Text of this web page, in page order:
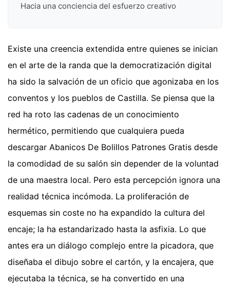
Hacia una conciencia del esfuerzo creativo
Existe una creencia extendida entre quienes se inician
en el arte de la randa que la democratización digital
ha sido la salvación de un oficio que agonizaba en los
conventos y los pueblos de Castilla. Se piensa que la
red ha roto las cadenas de un conocimiento
hermético, permitiendo que cualquiera pueda
descargar Abanicos De Bolillos Patrones Gratis desde
la comodidad de su salón sin depender de la voluntad
de una maestra local. Pero esta percepción ignora una
realidad técnica incómoda. La proliferación de
esquemas sin coste no ha expandido la cultura del
encaje; la ha estandarizado hasta la asfixia. Lo que
antes era un diálogo complejo entre la picadora, que
diseñaba el dibujo sobre el cartón, y la encajera, que
ejecutaba la técnica, se ha convertido en una